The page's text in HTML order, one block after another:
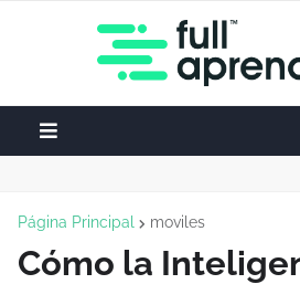
Página Principal moviles
Cómo la